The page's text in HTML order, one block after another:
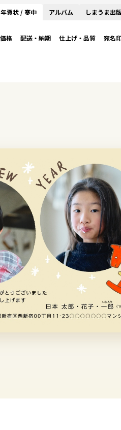
年賀状 / 寒中 アルバム しまうま出版
価格 配送・納期 仕上げ・品質 宛名